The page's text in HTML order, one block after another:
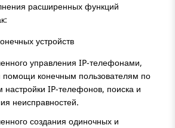
расширенных функций
устройств
управления IP-телефонами,
помощи конечным пользователям по
настройки IP-телефонов, поиска и
неисправностей.
создания одиночных и